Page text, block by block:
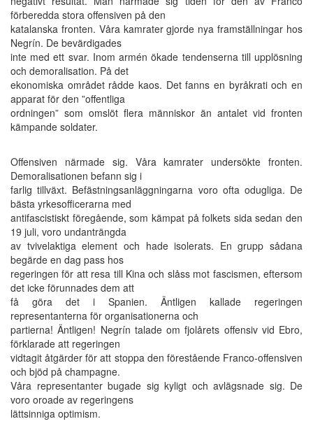
förberedda stora offensiven på den
katalanska fronten. Våra kamrater gjorde nya framställningar hos
Negrín. De bevärdigades
inte med ett svar. Inom armén ökade tendenserna till upplösning
och demoralisation. På det
ekonomiska området rådde kaos. Det fanns en byråkrati och en
apparat för den ”offentliga
ordningen” som omslöt flera människor än antalet vid fronten
kämpande soldater.
Offensiven närmade sig. Våra kamrater undersökte fronten.
Demoralisationen befann sig i
farlig tillväxt. Befästningsanläggningarna voro ofta odugliga. De
bästa yrkesofficerarna med
antifascistiskt föregående, som kämpat på folkets sida sedan den
19 juli, voro undanträngda
av tvivelaktiga element och hade isolerats. En grupp sådana
begärde en dag pass hos
regeringen för att resa till Kina och slåss mot fascismen, eftersom
det icke förunnades dem att
få göra det i Spanien. Äntligen kallade regeringen
representanterna för organisationerna och
partierna! Äntligen! Negrín talade om fjolårets offensiv vid Ebro,
förklarade att regeringen
vidtagit åtgärder för att stoppa den förestående Franco-offensiven
och bjöd på champagne.
Våra representanter bugade sig kyligt och avlägsnade sig. De
voro oroade av regeringens
lättsinniga optimism.